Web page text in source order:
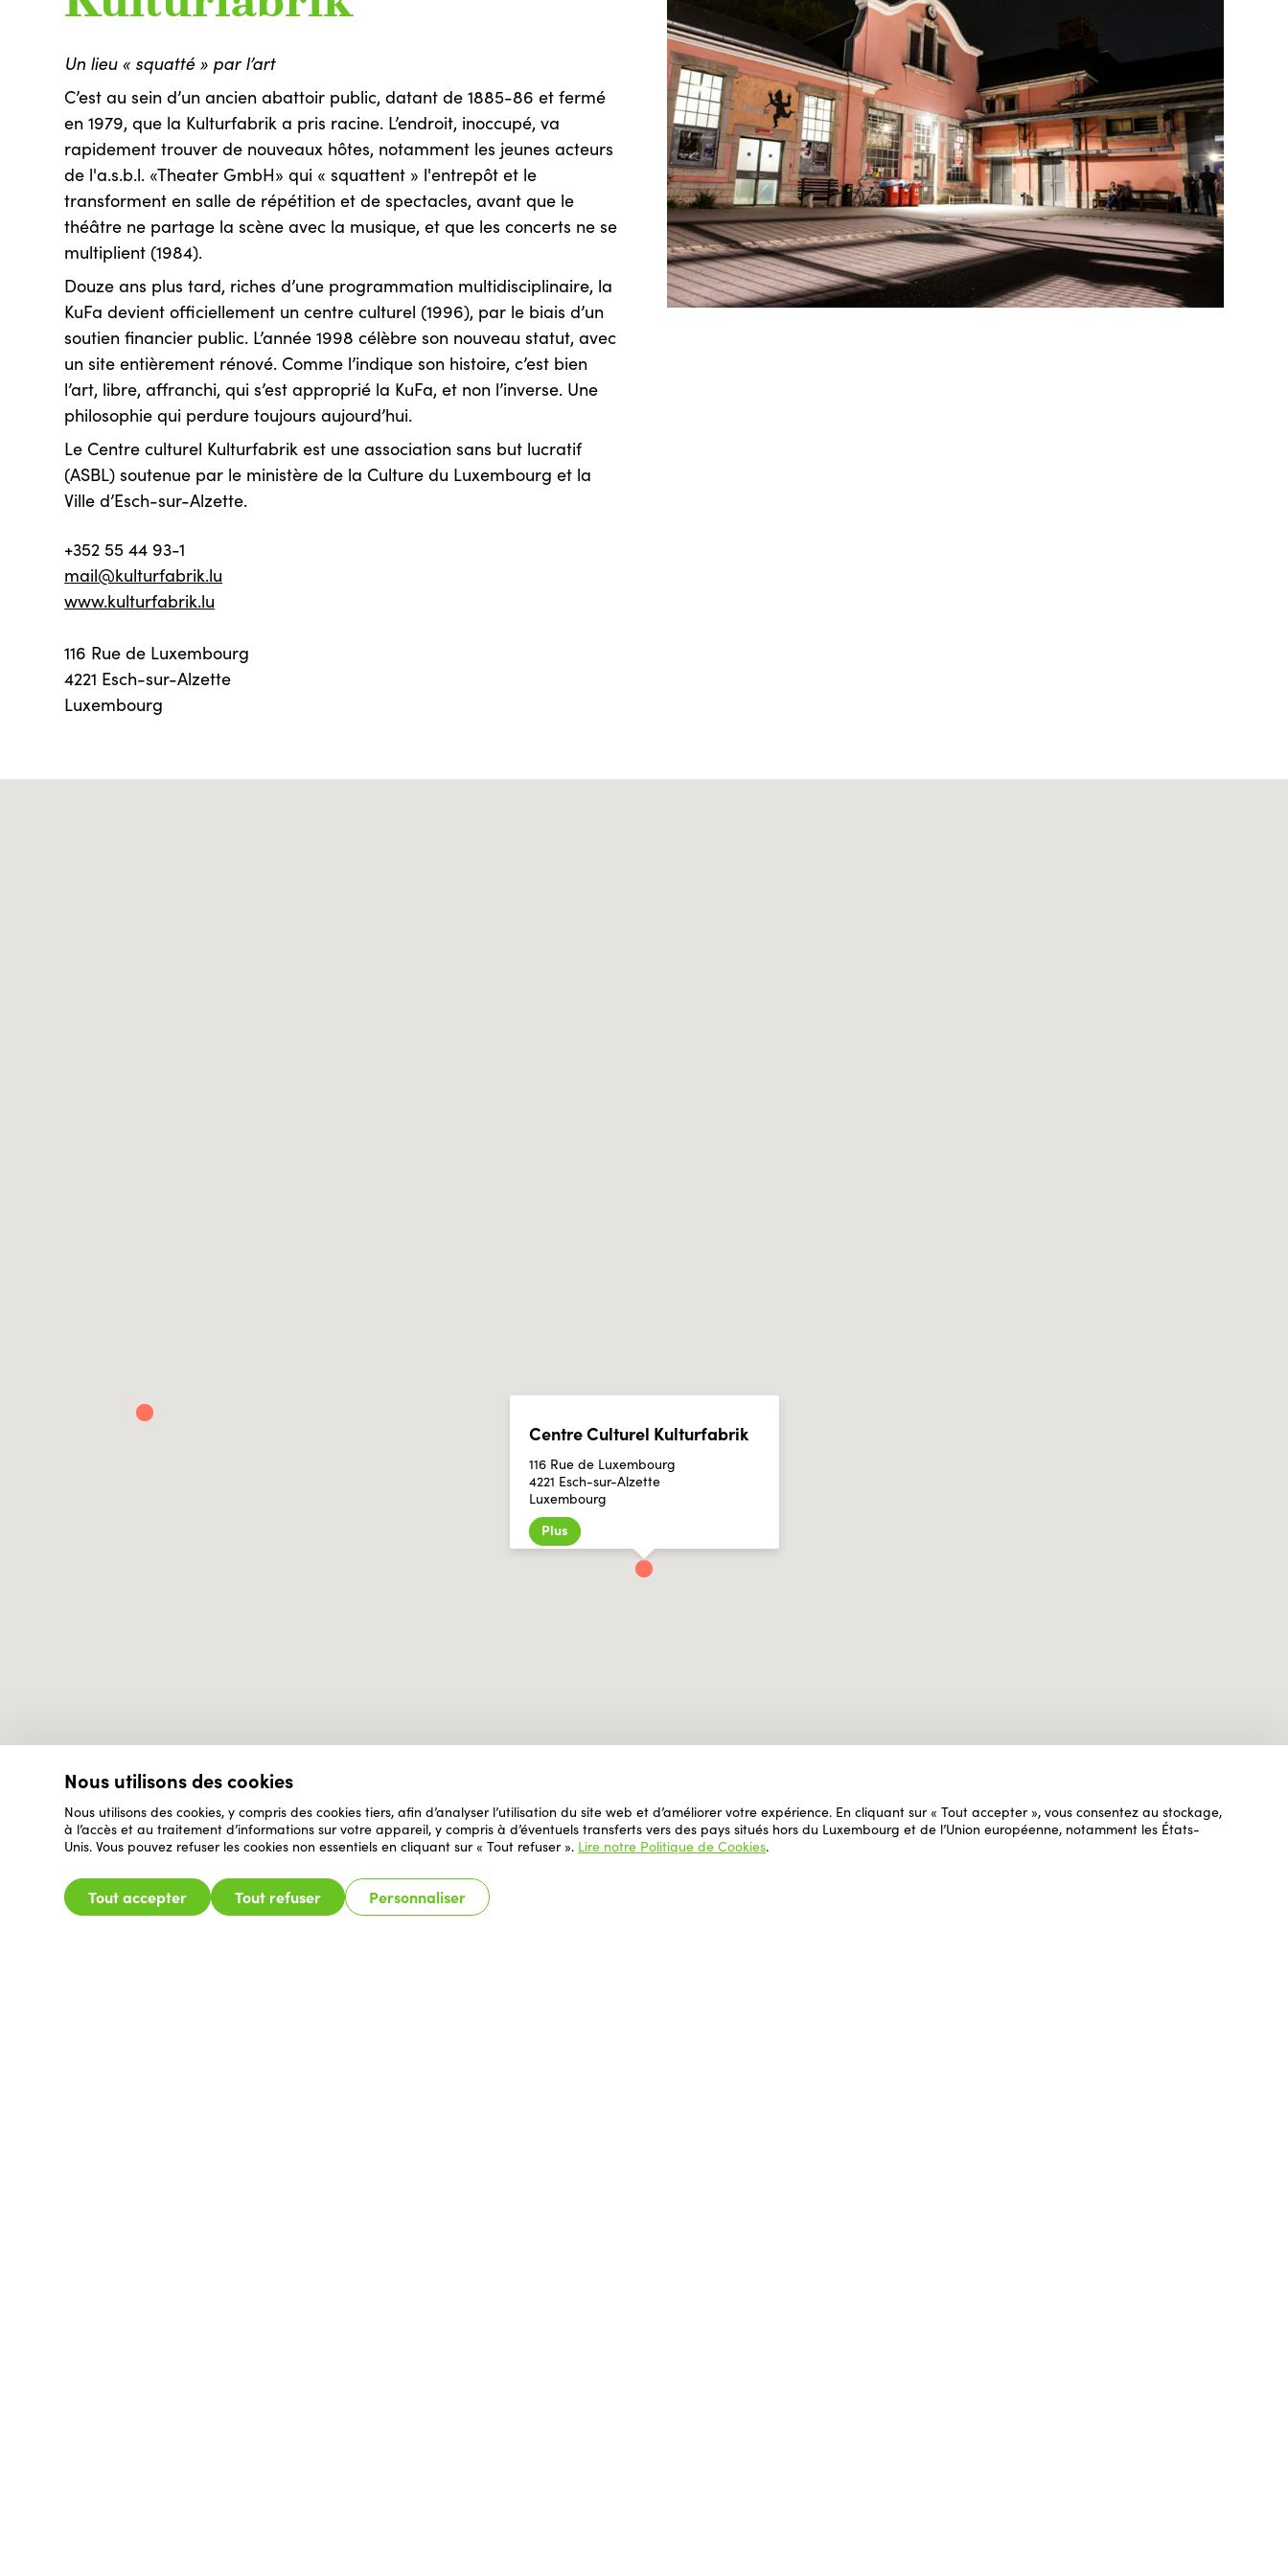
Nous utilisons des cookies
Nous utilisons des cookies, y compris des cookies tiers, afin d’analyser l’utilisation du site web et d’améliorer votre expérience. En cliquant sur « Tout accepter », vous consentez au stockage,
à l’accès et au traitement d’informations sur votre appareil, y compris à d’éventuels transferts vers des pays situés hors du Luxembourg et de l’Union européenne, notamment les États-
Unis. Vous pouvez refuser les cookies non essentiels en cliquant sur « Tout refuser ». Lire notre Politique de Cookies.
Tout accepter Tout refuser Personnaliser
Un lieu « squatté » par l’art
C’est au sein d’un ancien abattoir public, datant de 1885-86 et fermé
en 1979, que la Kulturfabrik a pris racine. L’endroit, inoccupé, va
rapidement trouver de nouveaux hôtes, notamment les jeunes acteurs
de l'a.s.b.l. «Theater GmbH» qui « squattent » l'entrepôt et le
transforment en salle de répétition et de spectacles, avant que le
théâtre ne partage la scène avec la musique, et que les concerts ne se
multiplient (1984).
Douze ans plus tard, riches d’une programmation multidisciplinaire, la
KuFa devient officiellement un centre culturel (1996), par le biais d’un
soutien financier public. L’année 1998 célèbre son nouveau statut, avec
un site entièrement rénové. Comme l’indique son histoire, c’est bien
l’art, libre, affranchi, qui s’est approprié la KuFa, et non l’inverse. Une
philosophie qui perdure toujours aujourd’hui.
Le Centre culturel Kulturfabrik est une association sans but lucratif
(ASBL) soutenue par le ministère de la Culture du Luxembourg et la
Ville d’Esch-sur-Alzette.
+352 55 44 93-1
mail@kulturfabrik.lu
www.kulturfabrik.lu
116 Rue de Luxembourg
4221 Esch-sur-Alzette
Luxembourg
Centre Culturel Kulturfabrik
116 Rue de Luxembourg
4221 Esch-sur-Alzette
Luxembourg
Plus